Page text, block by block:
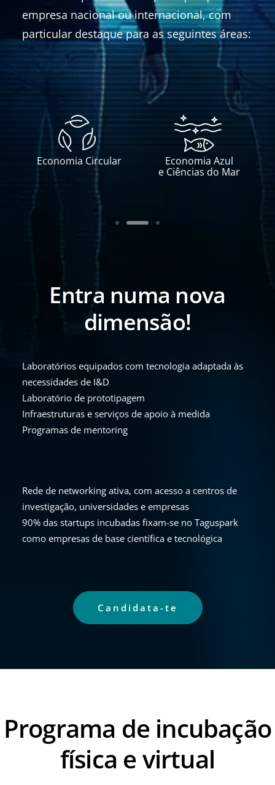
empresa nacional ou internacional, com
particular destaque para as seguintes áreas:
Economia Azul
e Ciências do Mar
Espaço e Defesa
Entra numa nova
dimensão!
Laboratórios equipados com tecnologia adaptada às
necessidades de I&D
Laboratório de prototipagem
Infraestruturas e serviços de apoio à medida
Programas de mentoring
Rede de networking ativa, com acesso a centros de
investigação, universidades e empresas
90% das startups incubadas fixam-se no Taguspark
como empresas de base científica e tecnológica
Candidata-te
Programa de incubação
física e virtual